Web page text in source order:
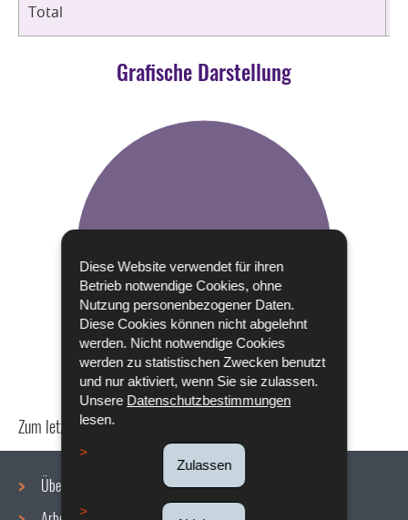
Diese Website verwendet für ihren
Betrieb notwendige Cookies, ohne
Nutzung personenbezogener Daten.
Diese Cookies können nicht abgelehnt
werden. Nicht notwendige Cookies
werden zu statistischen Zwecken benutzt
und nur aktiviert, wenn Sie sie zulassen.
Unsere Datenschutzbestimmungen
lesen.
Zulassen
Total
Grafische Darstellung
Zum letzten Mal aktualisiert am
Über uns